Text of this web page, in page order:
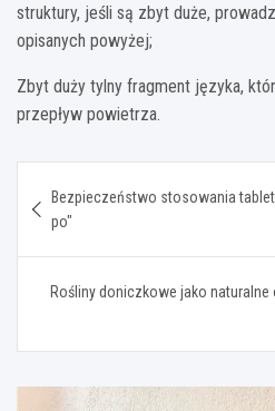
struktury, jeśli są zbyt duże,
opisanych powyżej;
Zbyt duży tylny fragment języka,
przepływ powietrza.
wpisu
Bezpieczeństwo stosowania
po"
Rośliny doniczkowe jako